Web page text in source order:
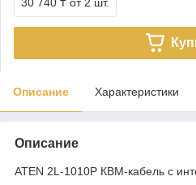
Описание Характеристики
Описание
ATEN 2L-1010P КВМ-кабель с